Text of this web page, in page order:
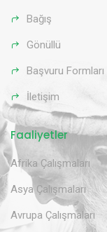
Bağış
Gönüllü
Başvuru Formları
İletişim
Faaliyetler
Afrika Çalışmaları
Asya Çalışmaları
Avrupa Çalışmaları